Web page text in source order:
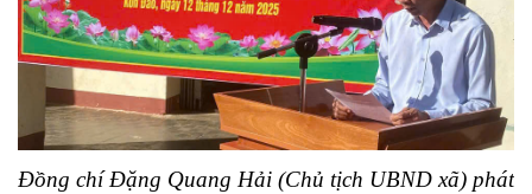
Đồng chí Đặng Quang Hải (Chủ tịch UBND xã) phát